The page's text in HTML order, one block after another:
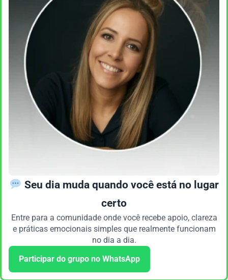
Seu dia muda quando você está no lugar
certo
Entre para a comunidade onde você recebe apoio, clareza
e práticas emocionais simples que realmente funcionam
no dia a dia.
Participar do grupo no WhatsApp